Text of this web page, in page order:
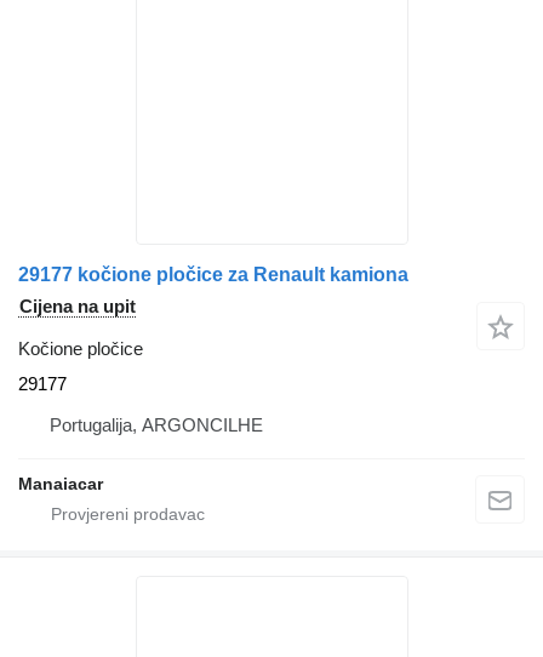
29177 kočione pločice za Renault kamiona
Cijena na upit
Kočione pločice
29177
Portugalija, ARGONCILHE
Manaiacar